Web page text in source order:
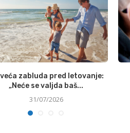
zabluda pred letovanje:
„Neće se valjda baš...
31/07/2026